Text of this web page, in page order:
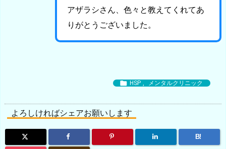
アザラシさん、色々と教えてくれてあ
りがとうございました。
 HSP , メンタルクリニック
よろしければシェアお願いします
B!